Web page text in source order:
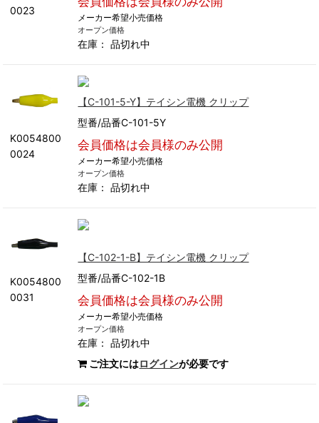
0023
メーカー希望小売価格
オープン価格
在庫：品切れ中
K0054800
0024
【C-101-5-Y】テイシン電機 クリップ
型番/品番C-101-5Y
会員価格は会員様のみ公開
メーカー希望小売価格
オープン価格
在庫：品切れ中
K0054800
0031
【C-102-1-B】テイシン電機 クリップ
型番/品番C-102-1B
会員価格は会員様のみ公開
メーカー希望小売価格
オープン価格
在庫：品切れ中
ご注文にはログインが必要です